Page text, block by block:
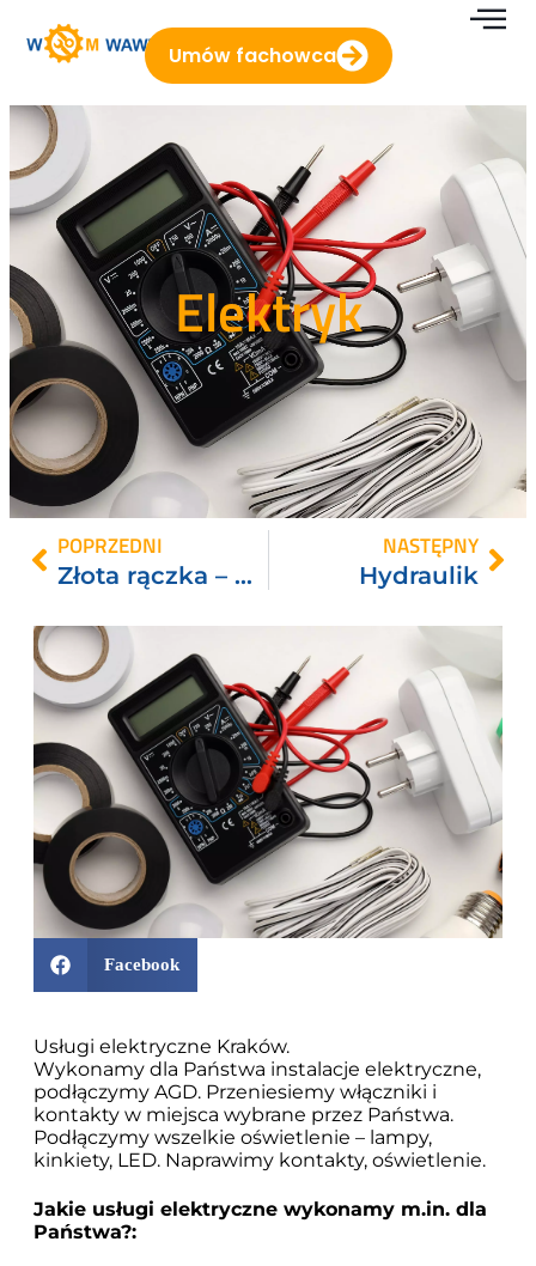
Umów fachowca
Elektryk
POPRZEDNI
Złota rączka – drobne naprawy domowe
NASTĘPNY
Hydraulik
Facebook
Usługi elektryczne Kraków.
Wykonamy dla Państwa instalacje elektryczne,
podłączymy AGD. Przeniesiemy włączniki i
kontakty w miejsca wybrane przez Państwa.
Podłączymy wszelkie oświetlenie – lampy,
kinkiety, LED. Naprawimy kontakty, oświetlenie.
Jakie usługi elektryczne wykonamy m.in. dla
Państwa?: